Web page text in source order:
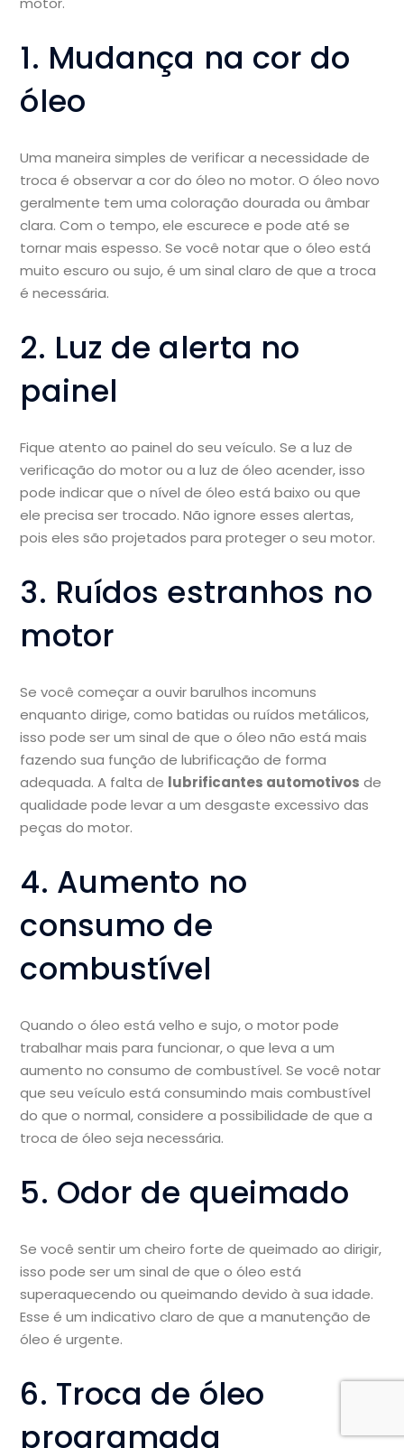
1. Mudança na cor do
óleo
Uma maneira simples de verificar a necessidade de
troca é observar a cor do óleo no motor. O óleo novo
geralmente tem uma coloração dourada ou âmbar
clara. Com o tempo, ele escurece e pode até se
tornar mais espesso. Se você notar que o óleo está
muito escuro ou sujo, é um sinal claro de que a troca
é necessária.
2. Luz de alerta no
painel
Fique atento ao painel do seu veículo. Se a luz de
verificação do motor ou a luz de óleo acender, isso
pode indicar que o nível de óleo está baixo ou que
ele precisa ser trocado. Não ignore esses alertas,
pois eles são projetados para proteger o seu motor.
3. Ruídos estranhos no
motor
Se você começar a ouvir barulhos incomuns
enquanto dirige, como batidas ou ruídos metálicos,
isso pode ser um sinal de que o óleo não está mais
fazendo sua função de lubrificação de forma
adequada. A falta de lubrificantes automotivos de
qualidade pode levar a um desgaste excessivo das
peças do motor.
4. Aumento no
consumo de
combustível
Quando o óleo está velho e sujo, o motor pode
trabalhar mais para funcionar, o que leva a um
aumento no consumo de combustível. Se você notar
que seu veículo está consumindo mais combustível
do que o normal, considere a possibilidade de que a
troca de óleo seja necessária.
5. Odor de queimado
Se você sentir um cheiro forte de queimado ao dirigir,
isso pode ser um sinal de que o óleo está
superaquecendo ou queimando devido à sua idade.
Esse é um indicativo claro de que a manutenção de
óleo é urgente.
6. Troca de óleo
programada